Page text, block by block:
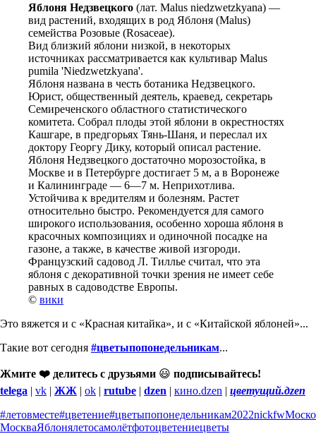
Яблоня Недзвецкого (лат. Malus niedzwetzkyana) —
вид растений, входящих в род Яблоня (Malus)
семейства Розовые (Rosaceae).
Вид близкий яблони низкой, в некоторых
источниках рассматривается как культивар Malus
pumila 'Niedzwetzkyana'.
Яблоня названа в честь ботаника Недзвецкого.
Юрист, общественный деятель, краевед, секретарь
Семиреченского областного статистического
комитета. Собрал плоды этой яблони в окрестностях
Кашгаре, в предгорьях Тянь-Шаня, и переслал их
доктору Георгу Дику, который описал растение.
Яблоня Недзвецкого достаточно морозостойка, в
Москве и в Петербурге достигает 5 м, а в Воронеже
и Калининграде — 6—7 м. Неприхотлива.
Устойчива к вредителям и болезням. Растет
относительно быстро. Рекомендуется для самого
широкого использования, особенно хороша яблоня в
красочных композициях и одиночной посадке на
газоне, а также, в качестве живой изгороди.
Французский садовод Л. Тиллье считал, что эта
яблоня с декоративной точки зрения не имеет себе
равных в садоводстве Европы.
© вики
Это вяжется и с «Красная китайка», и с «Китайской яблоней»...
Такие вот сегодня #цветыпопонедельникам...
Жмите ❤️ делитесь с друзьями 😃 подписывайтесь!
telega | vk | ЖЖ | ok | rutube | dzen | кино.dzen | цветущий.дzen
#летовместе#цветение#цветыпопонедельникам2022nickfw
МоскваЯблонялетосамолётфотоцветениецветы